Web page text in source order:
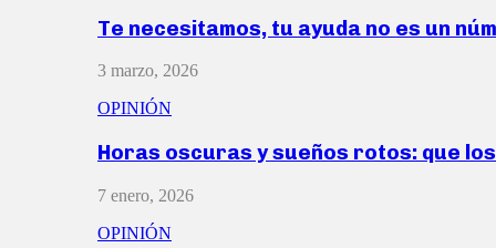
Te necesitamos, tu ayuda no es un
3 marzo, 2026
OPINIÓN
Horas oscuras y sueños rotos: que
7 enero, 2026
OPINIÓN